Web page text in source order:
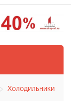
Холодильники